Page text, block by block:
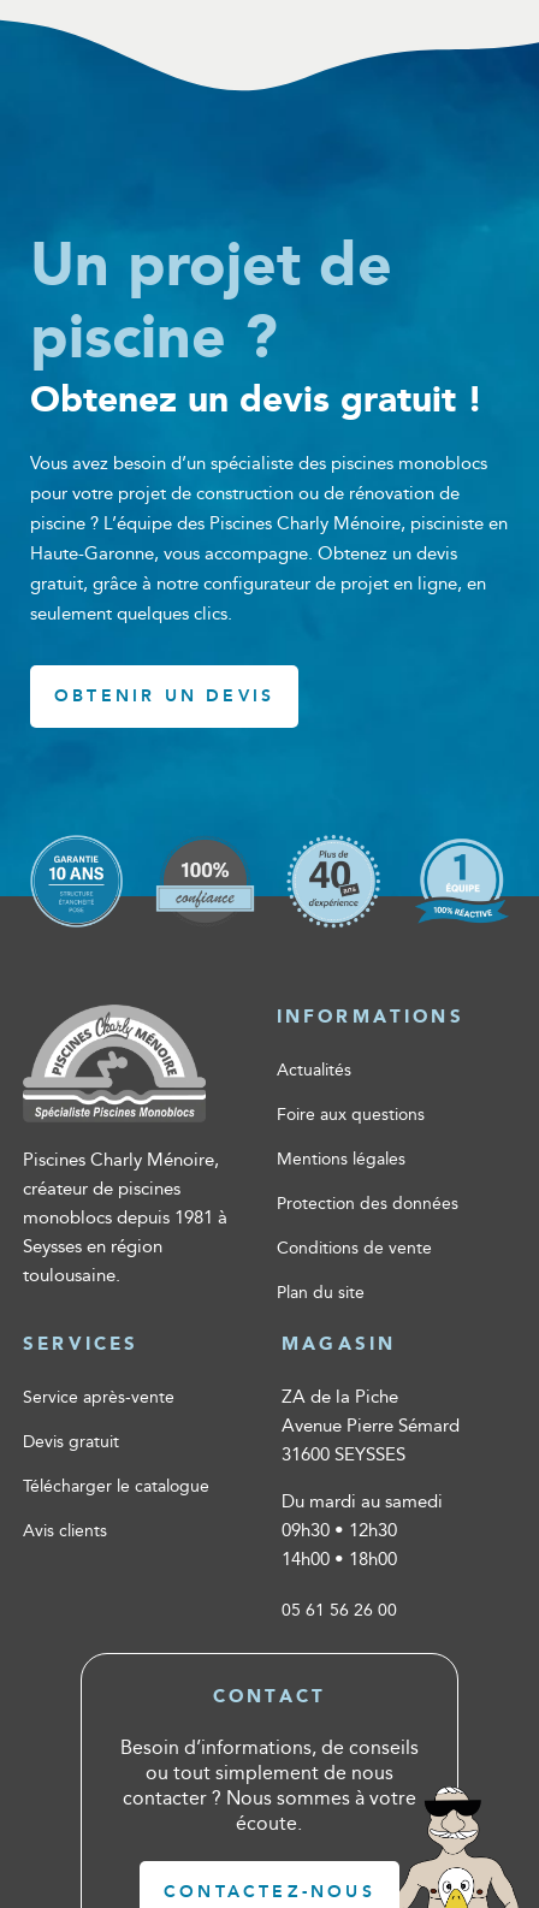
Obtenez un devis gratuit !
Un projet de
piscine ?
Vous avez besoin d’un spécialiste des piscines monoblocs
pour votre projet de construction ou de rénovation de
piscine ? L’équipe des Piscines Charly Ménoire, pisciniste en
Haute-Garonne, vous accompagne. Obtenez un devis
gratuit, grâce à notre configurateur de projet en ligne, en
seulement quelques clics.
OBTENIR UN DEVIS
Piscines Charly Ménoire,
créateur de piscines
monoblocs depuis 1981 à
Seysses en région
toulousaine.
INFORMATIONS
Actualités
Foire aux questions
Mentions légales
Protection des données
Conditions de vente
Plan du site
SERVICES
Service après-vente
Devis gratuit
Télécharger le catalogue
Avis clients
MAGASIN
ZA de la Piche
Avenue Pierre Sémard
31600 SEYSSES
Du mardi au samedi
09h30 • 12h30
14h00 • 18h00
05 61 56 26 00
CONTACT
Besoin d’informations, de conseils
ou tout simplement de nous
contacter ? Nous sommes à votre
écoute.
CONTACTEZ-NOUS